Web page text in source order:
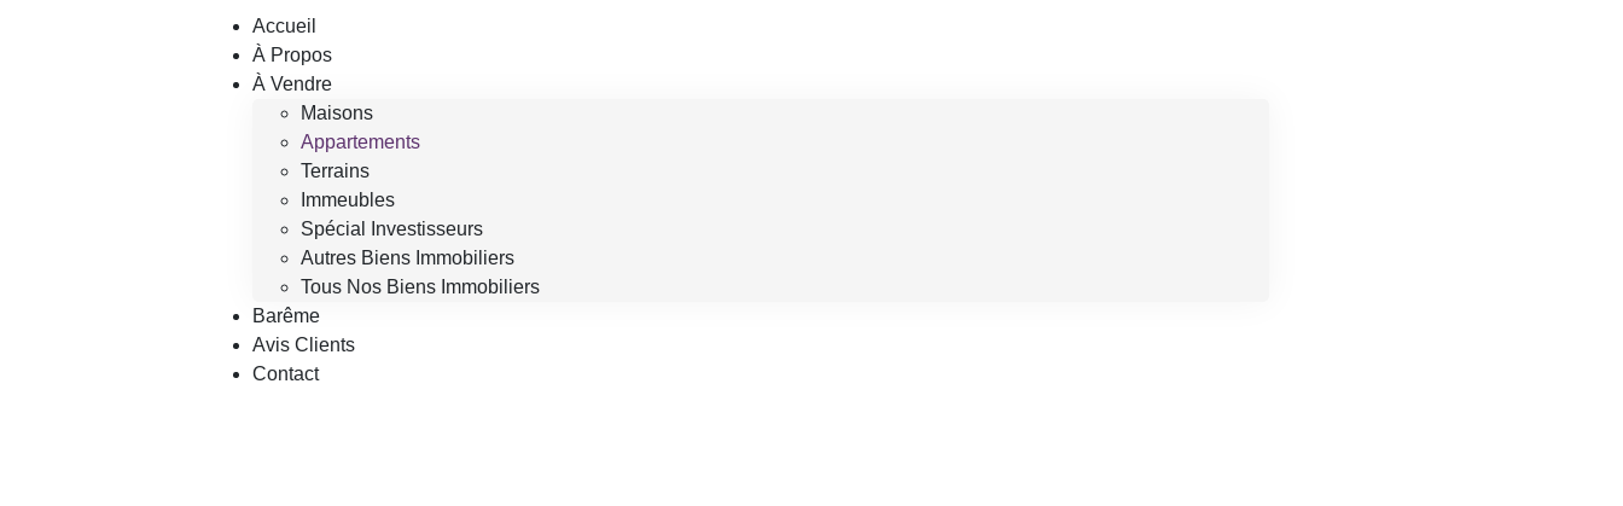
Accueil
À Propos
À Vendre
Maisons
Appartements
Terrains
Immeubles
Spécial Investisseurs
Autres Biens Immobiliers
Tous Nos Biens Immobiliers
Barême
Avis Clients
Contact